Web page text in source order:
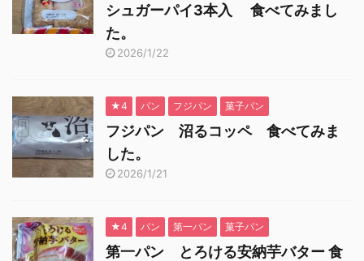
シュガーパイ3本入 食べてみまし
た。
2026/1/22
★4 パン フジパン 菓子パン
フジパン 沼るコッペ 食べてみま
した。
2026/1/21
★4 パン 第一パン 菓子パン
第一パン とろける安納芋バター 食